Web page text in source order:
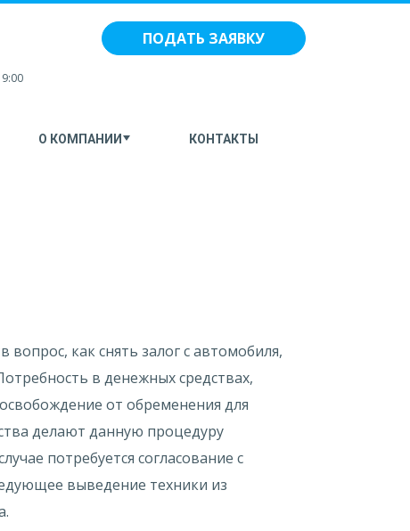
ПОДАТЬ ЗАЯВКУ
О КОМПАНИИ КОНТАКТЫ
как снять залог с автомобиля,
в денежных средствах,
от обременения для
делают данную процедуру
потребуется согласование с
выведение техники из